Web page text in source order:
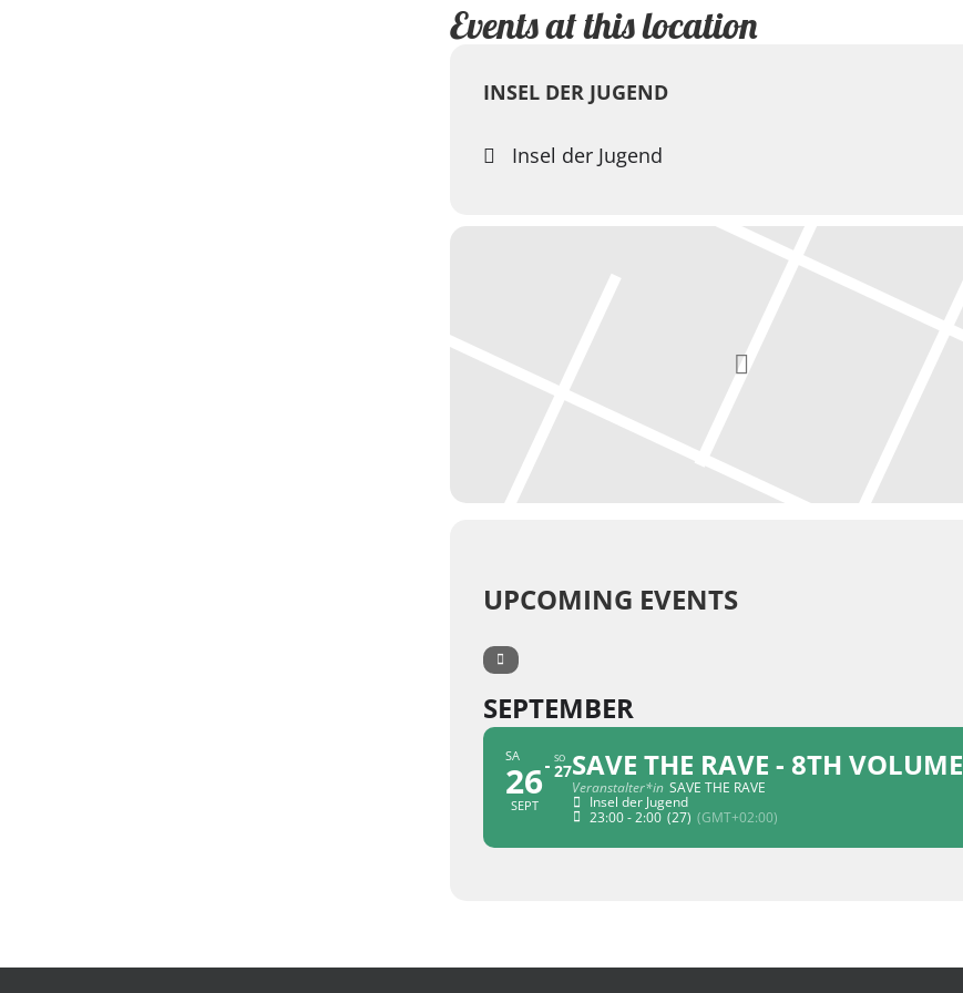
Events at this location
INSEL DER JUGEND
Insel der Jugend
UPCOMING EVENTS
SEPTEMBER
SA
26
SEPT
SO
27SAVE THE RAVE - 8TH VOLUME
Veranstalter*in SAVE THE RAVE
Insel der Jugend
23:00 - 2:00 (27) (GMT+02:00)